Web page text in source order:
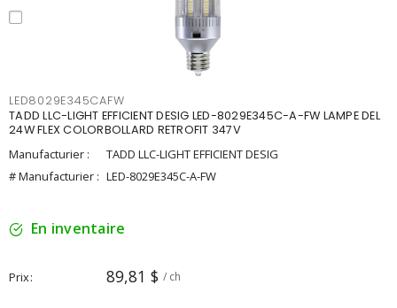
LED8029E345CAFW
TADD LLC-LIGHT EFFICIENT DESIG LED-8029E345C-A-FW LAMPE DEL
24W FLEX COLORBOLLARD RETROFIT 347V
Manufacturier :
TADD LLC-LIGHT EFFICIENT DESIG
# Manufacturier : LED-8029E345C-A-FW
En inventaire
Prix 89,81 $ / ch